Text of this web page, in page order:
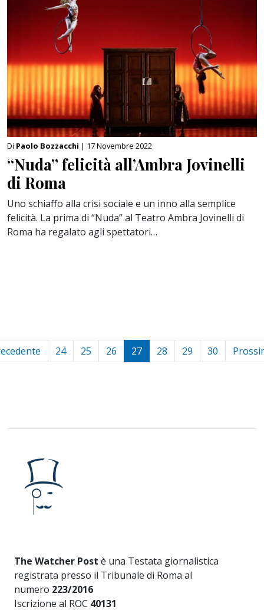
Di Paolo Bozzacchi | 17 Novembre 2022
“Nuda” felicità all’Ambra Jovinelli
di Roma
Uno schiaffo alla crisi sociale e un inno alla semplice
felicità. La prima di “Nuda” al Teatro Ambra Jovinelli di
Roma ha regalato agli spettatori…
24 25 26 27 28 29 30
The Watcher Post è una Testata giornalistica
registrata presso il Tribunale di Roma al
numero 223/2016
Iscrizione al ROC 40131